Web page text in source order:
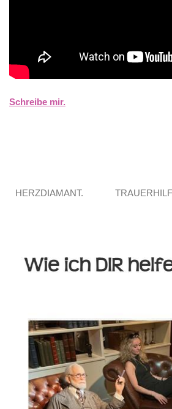
Schreibe mir.
HERZDIAMANT.